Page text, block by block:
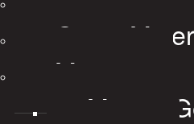
Guias
Mapas
Mapas